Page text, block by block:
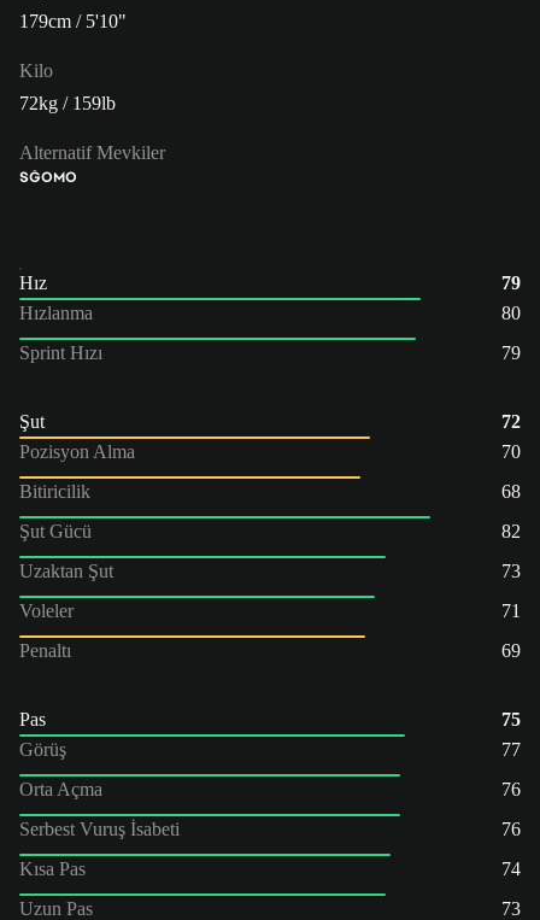
179cm / 5'10"
Kilo
72kg / 159lb
Alternatif Mevkiler
SĞOMO
Hız
79
Hızlanma
80
Sprint Hızı
79
Şut
72
Pozisyon Alma
70
Bitiricilik
68
Şut Gücü
82
Uzaktan Şut
73
Voleler
71
Penaltı
69
Pas
75
Görüş
77
Orta Açma
76
Serbest Vuruş İsabeti
76
Kısa Pas
74
Uzun Pas
73